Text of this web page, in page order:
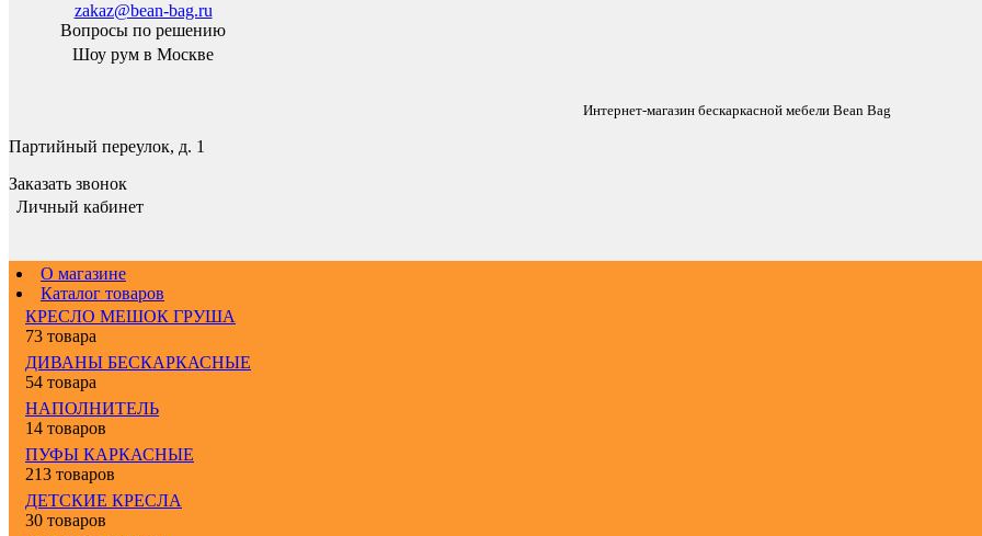
zakaz@bean-bag.ru
Вопросы по решению
Шоу рум в Москве
Интернет-магазин бескаркасной мебели Bean Bag
Партийный переулок, д. 1
Заказать звонок
Личный кабинет
О магазине
Каталог товаров
КРЕСЛО МЕШОК ГРУША
73 товара
ДИВАНЫ БЕСКАРКАСНЫЕ
54 товара
НАПОЛНИТЕЛЬ
14 товаров
ПУФЫ КАРКАСНЫЕ
213 товаров
ДЕТСКИЕ КРЕСЛА
30 товаров